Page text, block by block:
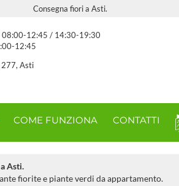
Consegna fiori a Asti.
08:00-12:45 / 14:30-19:30
12:45
277, Asti
COME FUNZIONA CONTATTI
a Asti.
fiorite e piante verdi da appartamento.